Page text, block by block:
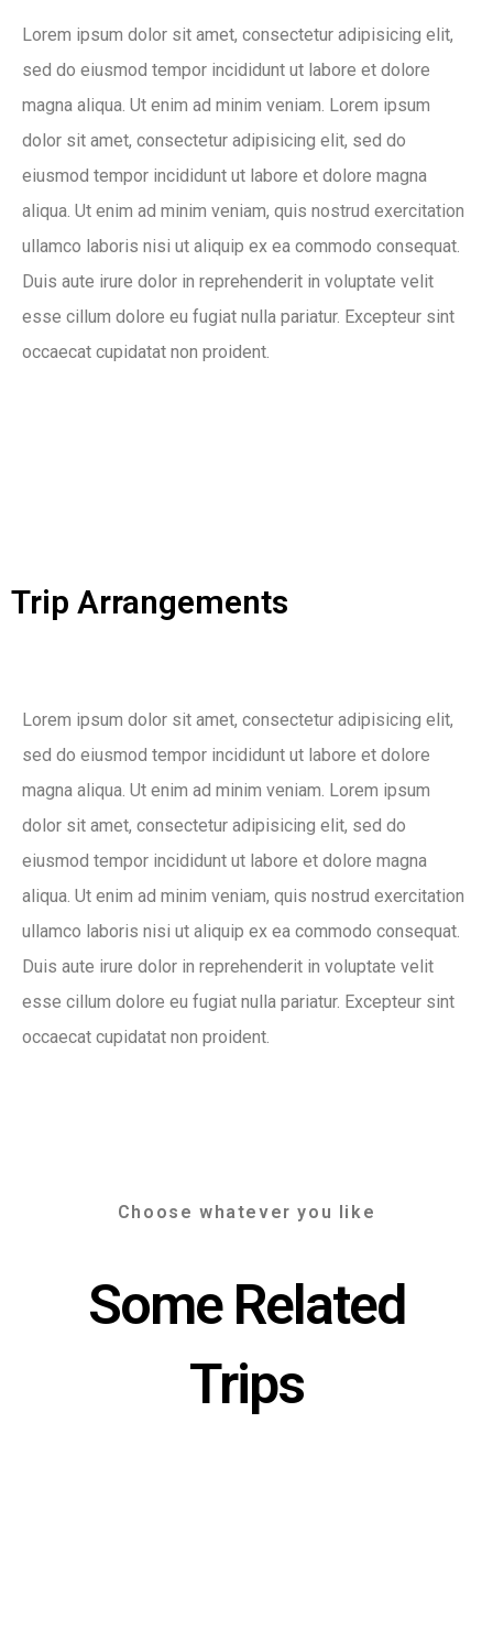
Lorem ipsum dolor sit amet, consectetur adipisicing elit,
sed do eiusmod tempor incididunt ut labore et dolore
magna aliqua. Ut enim ad minim veniam. Lorem ipsum
dolor sit amet, consectetur adipisicing elit, sed do
eiusmod tempor incididunt ut labore et dolore magna
aliqua. Ut enim ad minim veniam, quis nostrud exercitation
ullamco laboris nisi ut aliquip ex ea commodo consequat.
Duis aute irure dolor in reprehenderit in voluptate velit
esse cillum dolore eu fugiat nulla pariatur. Excepteur sint
occaecat cupidatat non proident.
Trip Arrangements
Lorem ipsum dolor sit amet, consectetur adipisicing elit,
sed do eiusmod tempor incididunt ut labore et dolore
magna aliqua. Ut enim ad minim veniam. Lorem ipsum
dolor sit amet, consectetur adipisicing elit, sed do
eiusmod tempor incididunt ut labore et dolore magna
aliqua. Ut enim ad minim veniam, quis nostrud exercitation
ullamco laboris nisi ut aliquip ex ea commodo consequat.
Duis aute irure dolor in reprehenderit in voluptate velit
esse cillum dolore eu fugiat nulla pariatur. Excepteur sint
occaecat cupidatat non proident.
Choose whatever you like
Some Related
Trips